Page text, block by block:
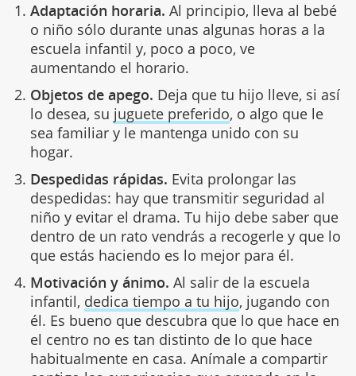
Adaptación horaria. Al principio, lleva al bebé
o niño sólo durante unas algunas horas a la
escuela infantil y, poco a poco, ve
aumentando el horario.
Objetos de apego. Deja que tu hijo lleve, si así
lo desea, su juguete preferido, o algo que le
sea familiar y le mantenga unido con su
hogar.
Despedidas rápidas. Evita prolongar las
despedidas: hay que transmitir seguridad al
niño y evitar el drama. Tu hijo debe saber que
dentro de un rato vendrás a recogerle y que lo
que estás haciendo es lo mejor para él.
Motivación y ánimo. Al salir de la escuela
infantil, dedica tiempo a tu hijo, jugando con
él. Es bueno que descubra que lo que hace en
el centro no es tan distinto de lo que hace
habitualmente en casa. Anímale a compartir